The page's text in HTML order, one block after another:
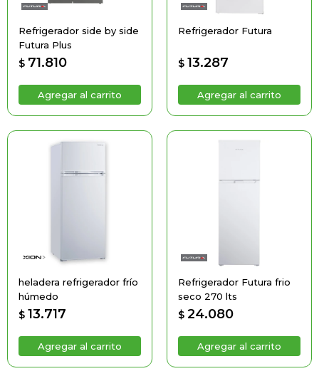
Refrigerador side by side
Futura Plus
$ 71.810
Refrigerador Futura
$ 13.287
heladera refrigerador frío
húmedo
$ 13.717
Refrigerador Futura frio
seco 270 lts
$ 24.080